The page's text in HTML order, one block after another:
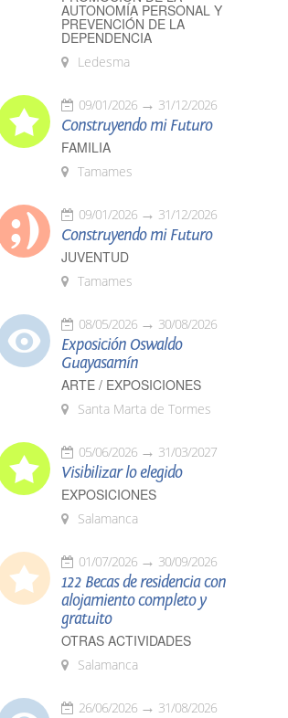
AUTONOMÍA PERSONAL Y
PREVENCIÓN DE LA
DEPENDENCIA
Ledesma
09/01/2026 31/12/2026
Construyendo mi Futuro
FAMILIA
Tamames
09/01/2026 31/12/2026
Construyendo mi Futuro
JUVENTUD
Tamames
08/05/2026 30/08/2026
Exposición Oswaldo
Guayasamín
ARTE / EXPOSICIONES
Santa Marta de Tormes
05/06/2026 31/03/2027
Visibilizar lo elegido
EXPOSICIONES
Salamanca
01/07/2026 30/09/2026
122 Becas de residencia con
alojamiento completo y
gratuito
OTRAS ACTIVIDADES
Salamanca
26/06/2026 31/08/2026